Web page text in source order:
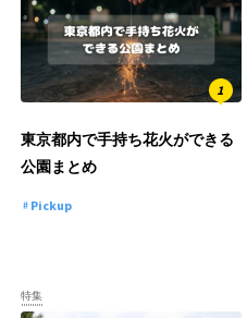
東京都内で手持ち花火ができる
公園まとめ
Pickup
特集